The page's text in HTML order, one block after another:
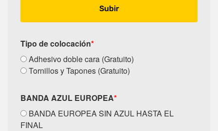
Subir
Tipo de colocación*
Adhesivo doble cara (Gratuito)
Tornillos y Tapones (Gratuito)
BANDA AZUL EUROPEA*
FINAL